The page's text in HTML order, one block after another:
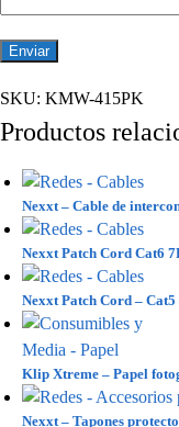
SKU: KMW-415PK
Productos
Nexxt – Cable de
Nexxt Patch Cord Cat6
Nexxt Patch Cord –
Klip Xtreme – Papel
Nexxt – Tapones